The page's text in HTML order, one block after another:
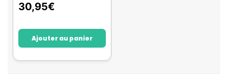
30,95€
Ajouter au panier